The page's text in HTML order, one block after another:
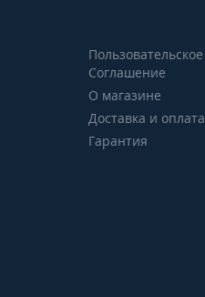
Пользовательское
Соглашение
О магазине
Доставка и оплата
Гарантия